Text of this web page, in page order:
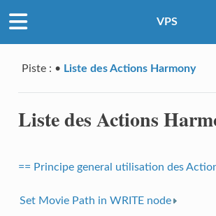
VPS
Piste : • Liste des Actions Harmony
Liste des Actions
== Principe general utilisation des
Set Movie Path in WRITE node